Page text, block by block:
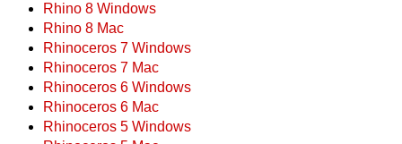
Rhino 8 Windows
Rhino 8 Mac
Rhinoceros 7 Windows
Rhinoceros 7 Mac
Rhinoceros 6 Windows
Rhinoceros 6 Mac
Rhinoceros 5 Windows